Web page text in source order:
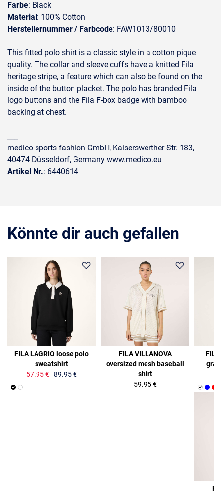
Farbe: Black
Material: 100% Cotton
Herstellernummer / Farbcode: FAW1013/80010
This fitted polo shirt is a classic style in a cotton pique
quality. The collar and sleeve cuffs have a knitted Fila
heritage stripe, a feature which can also be found on the
inside of the button placket. The polo has branded Fila
logo buttons and the Fila F-box badge with bamboo
backing at chest.
medico sports fashion GmbH, Kaiserswerther Str. 183,
40474 Düsseldorf, Germany www.medico.eu
Artikel Nr.: 6440614
Könnte dir auch gefallen
FILA LAGRIO loose polo
sweatshirt
57.95 € 89.95 €
FILA VILLANOVA
oversized mesh baseball
shirt
59.95 €